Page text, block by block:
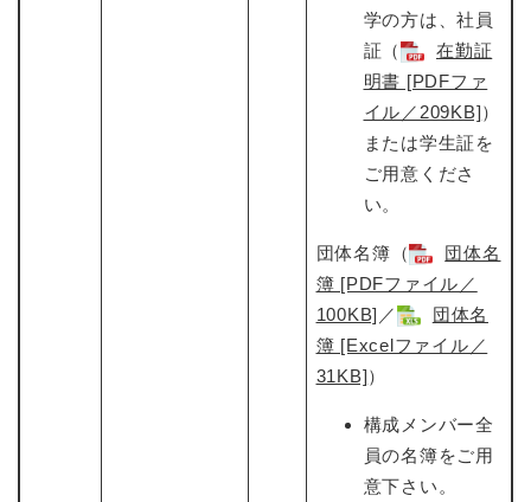
学の方は、社員
証（
在勤証
明書 [PDFファ
イル／209KB]）
または学生証を
ご用意くださ
い。
団体名簿（
団体名
簿 [PDFファイル／
100KB] ​／
団体名
簿 [Excelファイル／
31KB]​）
構成メンバー全
員の名簿をご用
意下さい。